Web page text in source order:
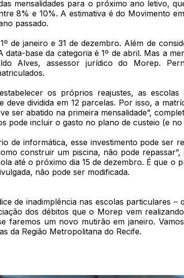
mensalidades para o próximo ano letivo,
8% e 10%. A estimativa é do Movimento
passado.
de janeiro e 31 de dezembro. Além de
base da categoria é 1º de abril. Mas a
Alves, assessor jurídico do Morep.
os próprios reajustes, as
deve dividida em 12 parcelas. Por isso, a
ser abatido na primeira mensalidade”,
pode incluir o gasto no plano de custeio (e no
de informática, esse investimento pode
construir um piscina, não pode
até o próximo dia 15 de dezembro. É que
não pode ser modificada.
de inadimplência nas escolas particulares
dos débitos que o Morep vem
faremos um novo mutirão em janeiro.
da Região Metropolitana do Recife.